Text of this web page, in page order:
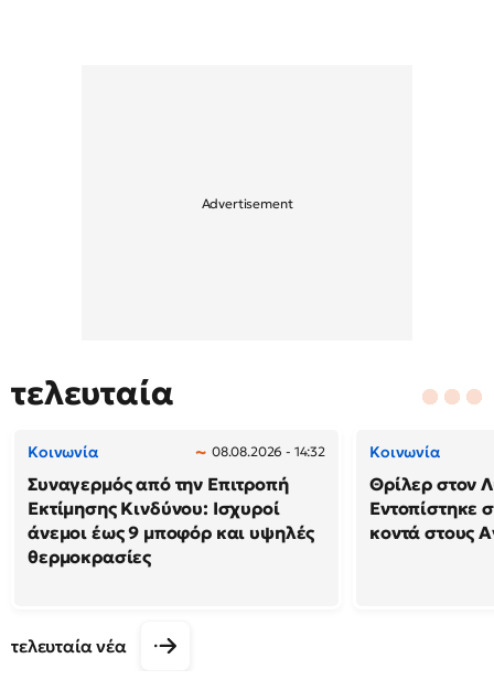
τελευταία
Κοινωνία 08.08.2026 - 14:32
Συναγερμός από την Επιτροπή
Εκτίμησης Κινδύνου: Ισχυροί
άνεμοι έως 9 μποφόρ και υψηλές
θερμοκρασίες
Κοινωνία
Θρίλερ στον
Εντοπίστηκε
κοντά στους
τελευταία νέα